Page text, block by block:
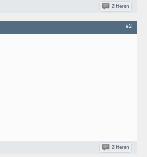
Zitieren
#2
Zitieren